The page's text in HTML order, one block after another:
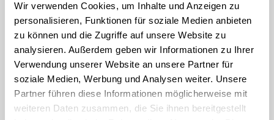
Wir verwenden Cookies, um Inhalte und Anzeigen zu
personalisieren, Funktionen für soziale Medien anbieten
zu können und die Zugriffe auf unsere Website zu
analysieren. Außerdem geben wir Informationen zu Ihrer
Verwendung unserer Website an unsere Partner für
soziale Medien, Werbung und Analysen weiter. Unsere
Partner führen diese Informationen möglicherweise mit
weiteren Daten zusammen, die Sie ihnen bereitgestellt
Nach dem erfolgreichen Abschuss von
Saturn mit Stimmeinblendung von
Präsident Johnson
00:04:20AUDIO